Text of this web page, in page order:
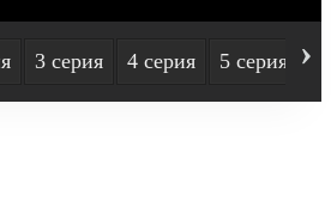
3 серия 4 серия 5 серия ›